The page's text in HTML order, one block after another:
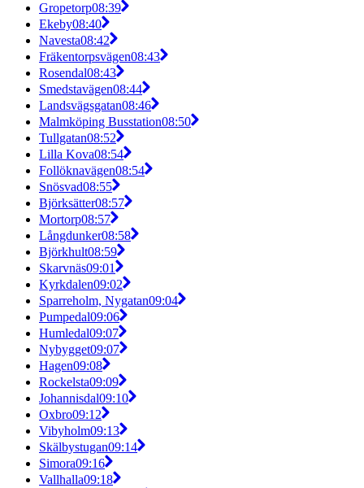
Gropetorp08:39
Ekeby08:40
Navesta08:42
Fräkentorpsvägen08:43
Rosendal08:43
Smedstavägen08:44
Landsvägsgatan08:46
Malmköping Busstation08:50
Tullgatan08:52
Lilla Kova08:54
Follöknavägen08:54
Snösvad08:55
Björksätter08:57
Mortorp08:57
Långdunker08:58
Björkhult08:59
Skarvnäs09:01
Kyrkdalen09:02
Sparreholm, Nygatan09:04
Pumpedal09:06
Humledal09:07
Nybygget09:07
Hagen09:08
Rockelsta09:09
Johannisdal09:10
Oxbro09:12
Vibyholm09:13
Skälbystugan09:14
Simora09:16
Vallhalla09:18